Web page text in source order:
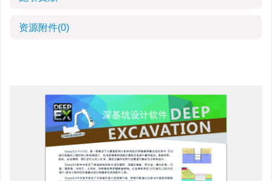
资源附件(0)